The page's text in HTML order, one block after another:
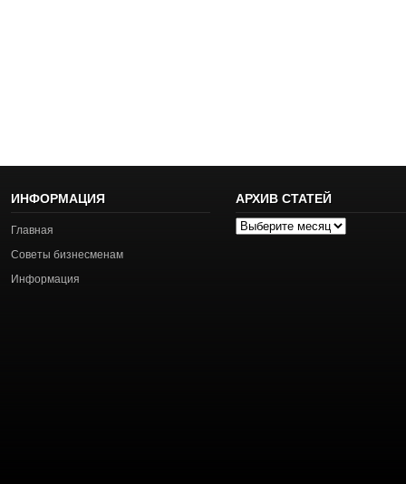
ИНФОРМАЦИЯ
Главная
Советы бизнесменам
Информация
АРХИВ СТАТЕЙ
Архив